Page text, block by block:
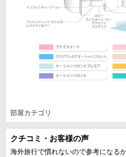
部屋カテゴリ
クチコミ・お客様の声
海外旅行で慣れないので参考になる